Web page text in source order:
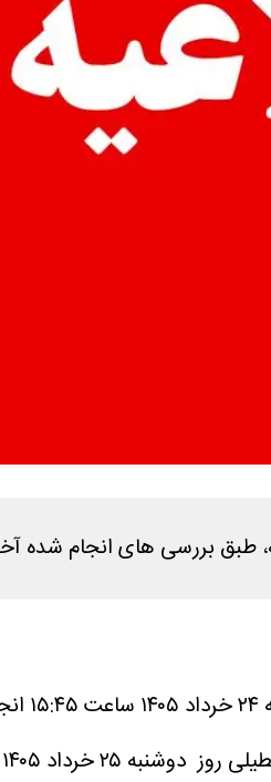
شده آخرین وضعیت تعطیلی اراک
۱۴۰۵ منتشر نشده است.